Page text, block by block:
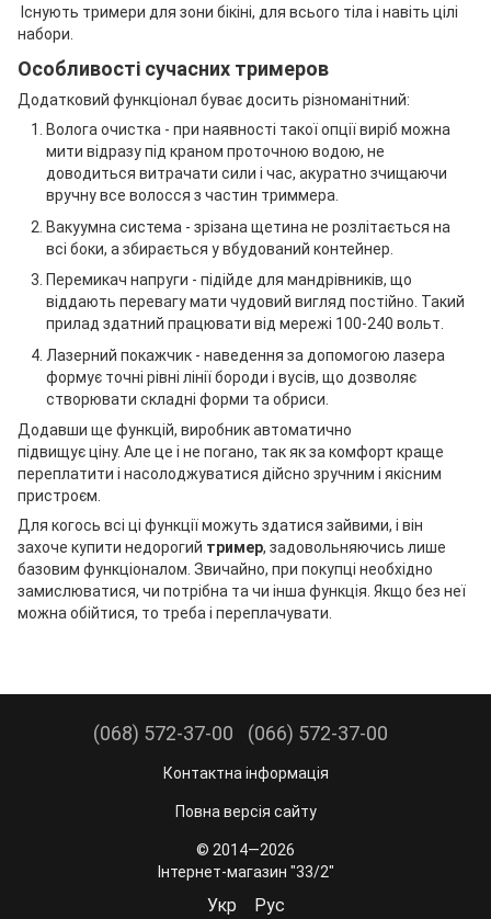
Існують тримери для зони бікіні, для всього тіла і навіть цілі
набори.
Особливості сучасних тримеров
Додатковий функціонал буває досить різноманітний:
Волога очистка - при наявності такої опції виріб можна
мити відразу під краном проточною водою, не
доводиться витрачати сили і час, акуратно зчищаючи
вручну все волосся з частин триммера.
Вакуумна система - зрізана щетина не розлітається на
всі боки, а збирається у вбудований контейнер.
Перемикач напруги - підійде для мандрівників, що
віддають перевагу мати чудовий вигляд постійно. Такий
прилад здатний працювати від мережі 100-240 вольт.
Лазерний покажчик - наведення за допомогою лазера
формує точні рівні лінії бороди і вусів, що дозволяє
створювати складні форми та обриси.
Додавши ще функцій, виробник автоматично
підвищує ціну. Але це і не погано, так як за комфорт краще
переплатити і насолоджуватися дійсно зручним і якісним
пристроєм.
Для когось всі ці функції можуть здатися зайвими, і він
захоче купити недорогий тример, задовольняючись лише
базовим функціоналом. Звичайно, при покупці необхідно
замислюватися, чи потрібна та чи інша функція. Якщо без неї
можна обійтися, то треба і переплачувати.
(068) 572-37-00 (066) 572-37-00
Контактна інформація
Повна версія сайту
© 2014—2026
Інтернет-магазин "33/2"
Укр Рус